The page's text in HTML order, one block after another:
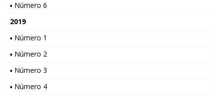
▪ Número 6
2019
▪ Número 1
▪ Número 2
▪ Número 3
▪ Número 4